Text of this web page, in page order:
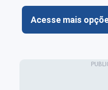
Acesse mais